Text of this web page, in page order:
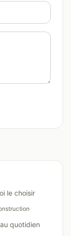
le choisir
quotidien